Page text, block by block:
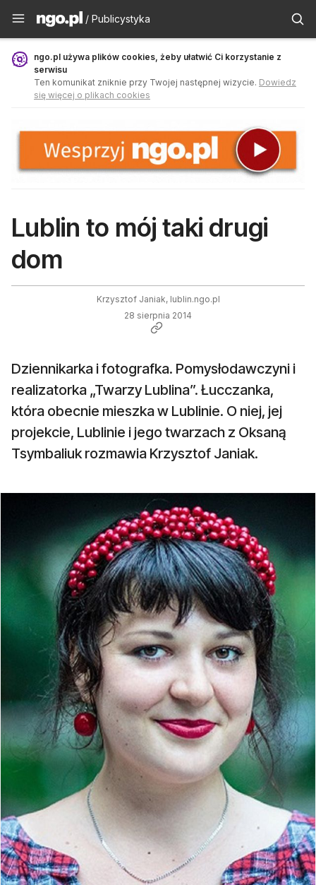
Publicystyka - ngo.pl
/ Publicystyka
ngo.pl używa plików cookies, żeby ułatwić Ci korzystanie z
serwisu
Ten komunikat zniknie przy Twojej następnej wizycie. Dowiedz
się więcej o plikach cookies
Lublin to mój taki drugi
dom
Krzysztof Janiak, lublin.ngo.pl
28 sierpnia 2014
Dziennikarka i fotografka. Pomysłodawczyni i
realizatorka „Twarzy Lublina”. Łucczanka,
która obecnie mieszka w Lublinie. O niej, jej
projekcie, Lublinie i jego twarzach z Oksaną
Tsymbaliuk rozmawia Krzysztof Janiak.